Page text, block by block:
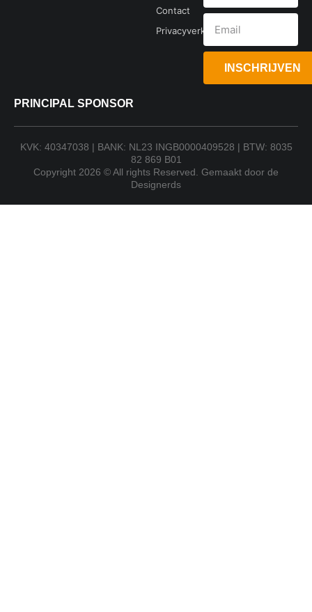
Contact
Privacyverklaring
INSCHRIJVEN
PRINCIPAL SPONSOR
KVK: 40347038 | BANK: NL23 INGB0000409528 | BTW: 8035
82 869 B01
Copyright 2026 © All rights Reserved. Gemaakt door de
Designerds